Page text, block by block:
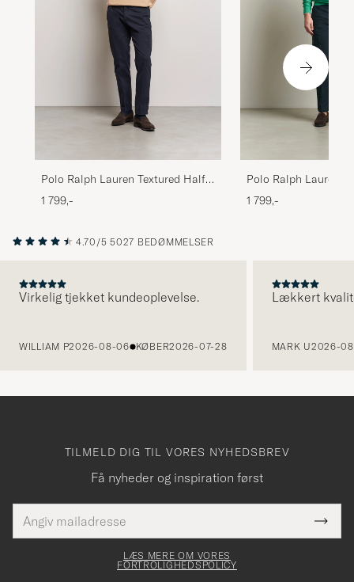
Polo Ralph Lauren Textured Half
Zip Camel Melange
1 799,-
Polo Ralph Lauren
Zip Palm Green
1 799,-
4.70/5 5027 BEDØMMELSER
Virkelig tjekket kundeoplevelse.
WILLIAM P2026-08-06 KØBER2026-07-28
Lækkert
MARK U2026-
TILMELD DIG TIL VORES NYHEDSBREV
Få nyheder og inspiration først
mailadresse
skal
Tack
för
LÆS MERE OM VORES
FORTROLIGHEDSPOLICY